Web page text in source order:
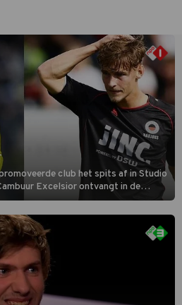
club het spits af in Studio
Excelsior ontvangt in de
Eredivisieseizoen. De nieuwe
hij wil aanvallend voetballen.